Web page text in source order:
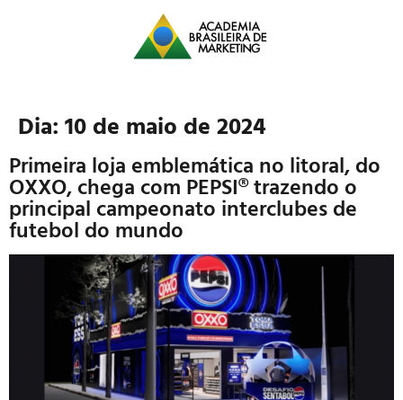
Dia: 10 de maio de 2024
Primeira loja emblemática no litoral, do
OXXO, chega com PEPSI® trazendo o
principal campeonato interclubes de
futebol do mundo